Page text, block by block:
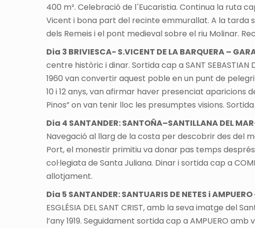
400 m². Celebració de l´Eucaristia. Continua la ruta
Vicent i bona part del recinte emmurallat. A la tarda
dels Remeis i el pont medieval sobre el riu Molinar.
Dia 3 BRIVIESCA- S.VICENT DE LA BARQUERA –
centre històric i dinar. Sortida cap a SANT
1960 van convertir aquest poble en un punt de
10 i 12 anys, van afirmar haver presenciat aparicions
Pinos” on van tenir lloc les presumptes visions.
Dia 4 SANTANDER: SANTOÑA–SANTILLANA DEL
Navegació al llarg de la costa per descobrir des del
Port, el monestir primitiu va donar pas temps després
col·legiata de Santa Juliana. Dinar i sortida cap a
allotjament.
Dia 5 SANTANDER: SANTUARIS DE NETES i
ESGLÉSIA DEL SANT CRIST, amb la seva imatge
l’any 1919. Seguidament sortida cap a AMPUERO amb